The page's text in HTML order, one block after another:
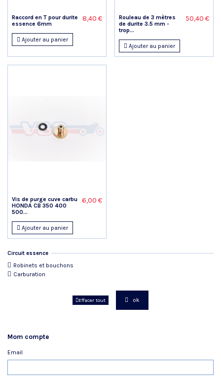
Raccord en T pour durite
essence 6mm
8,40 €
Ajouter au panier
Rouleau de 3 mètres
de durite 3.5 mm -
trop...
50,40 €
Ajouter au panier
Vis de purge cuve carbu
HONDA CB 350 400
500...
6,00 €
Ajouter au panier
Circuit essence
Robinets et bouchons
Carburation
Effacer tout ok
Mom compte
Email